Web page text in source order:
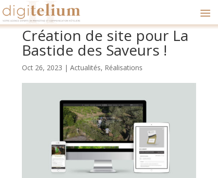
Création de site pour La
Bastide des Saveurs !
Oct 26, 2023 | Actualités, Réalisations